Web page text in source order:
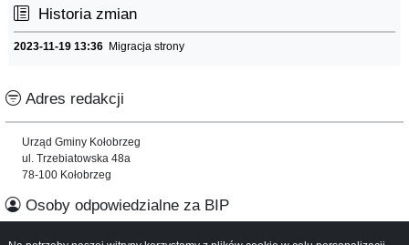
Historia zmian
2023-11-19 13:36 Migracja strony
Adres redakcji
Urząd Gminy Kołobrzeg
ul. Trzebiatowska 48a
78-100 Kołobrzeg
Osoby odpowiedzialne za BIP